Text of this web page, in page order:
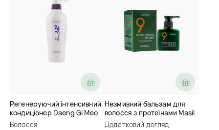
Регенеруючий інтенсивний
кондиціонер Daeng Gi Meo
Ri Vitalizing Treatment
Волосся
Незмивний бальзам для
волосся з протеїнами Masil
9 Protein Perfume Silk Balm
Додатковий догляд